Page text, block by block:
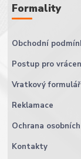
Formality
Obchodní
Postup pro
Vratkový formulář
Reklamace
Ochrana
Kontakty